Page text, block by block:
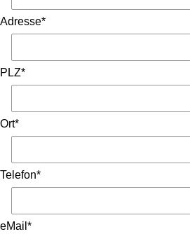
Adresse*
PLZ*
Ort*
Telefon*
eMail*